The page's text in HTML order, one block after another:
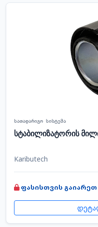
სათადარიგო სისტემა
სტაბილიზატორის
Kaributech
ფასისთვის